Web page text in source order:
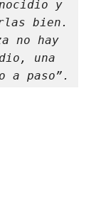
y
bien.
no hay
una
a paso”.